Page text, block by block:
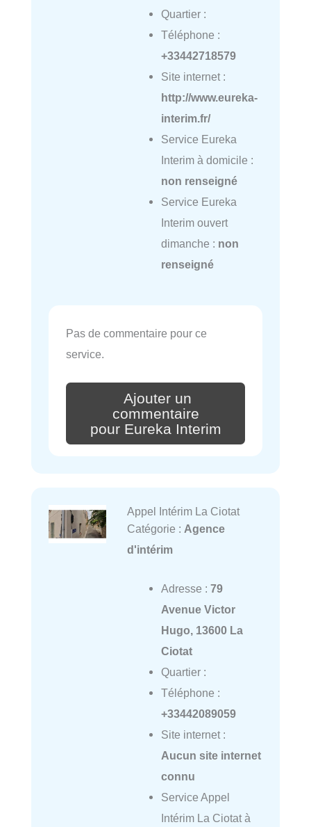
Quartier :
Téléphone :
+33442718579
Site internet :
http://www.eureka-
interim.fr/
Service Eureka
Interim à domicile :
non renseigné
Service Eureka
Interim ouvert
dimanche : non
renseigné
Pas de commentaire pour ce
service.
Ajouter un
commentaire
pour Eureka Interim
Appel Intérim La Ciotat
Catégorie : Agence
d'intérim
Adresse : 79
Avenue Victor
Hugo, 13600 La
Ciotat
Quartier :
Téléphone :
+33442089059
Site internet :
Aucun site internet
connu
Service Appel
Intérim La Ciotat à